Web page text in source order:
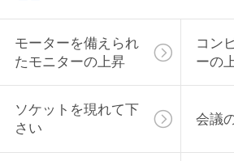
媒体のハブ
モーターを備えられ
たモニターの上昇
コン
ーの
ソケットを現れて下
さい
会議